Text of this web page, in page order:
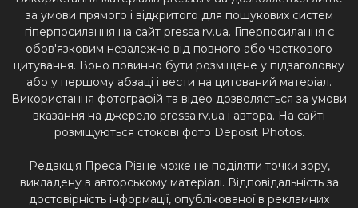
за умови прямого і відкритого для пошукових систем
гіперпосилання на сайт pressa.rv.ua. Гіперпосилання є
обов'язковим незалежно від повного або часткового
цитування. Воно повинно бути розміщене у підзаголовку
або у першому абзаці і вести на цитований матеріал.
Використання фотографій та відео дозволяється за умови
вказання на джерело pressa.rv.ua і автора. На сайті
розміщуються стокові фото Deposit Photos.
Редакція Преса Рівне може не поділяти точки зору,
викладену в авторському матеріалі. Відповідальність за
достовірність інформації, опублікованої в рекламних